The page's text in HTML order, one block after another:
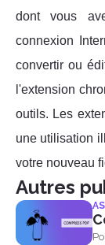
dont vous
connexion
convertir ou
l'extension
outils. Les
une utilisation
votre nouveau
Autres